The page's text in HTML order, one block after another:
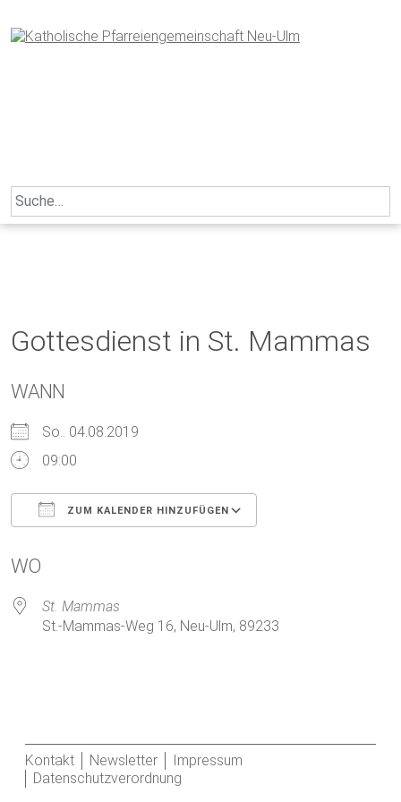
to
content
Search
for:
Gottesdienst in St. Mammas
WANN
So.. 04.08.2019
09:00
ZUM KALENDER HINZUFÜGEN
WO
St. Mammas
St.-Mammas-Weg 16, Neu-Ulm, 89233
Kontakt Newsletter
Impressum
Datenschutzverordnung